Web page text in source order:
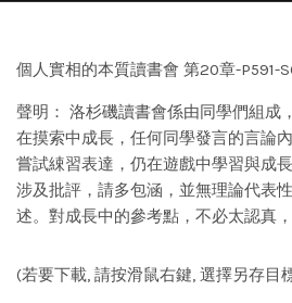
個人實相的本質讀書會 第20章-P591-
聲明： 洛杉磯讀書會係由同學們組成
在摸索中成長，任何同學發言的言論
嘗試綀習表達，仍在遊戲中學習與成
涉及批評，請多包涵，並無理論代表
述。對成長中的參考點，不必太認真
(若要下載, 請按滑鼠右鍵, 選擇另存目